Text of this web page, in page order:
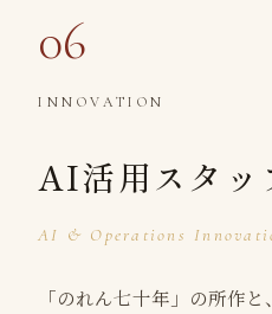
06
INNOVATION
AI活用スタッ
AI & Operations
「のれん七十年」の所作